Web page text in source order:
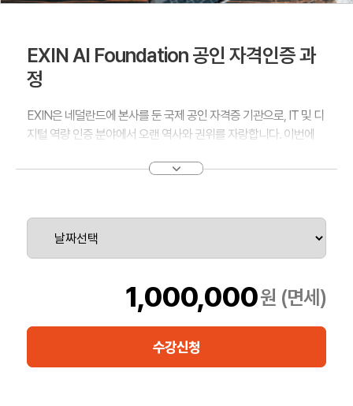
EXIN AI Foundation 공인 자격인증 과
정
EXIN은 네덜란드에 본사를 둔 국제 공인 자격증 기관으로, IT 및 디
지털 역량 인증 분야에서 오랜 역사와 권위를 자랑합니다. 이번에
AI 문해력 향상과 디지털 전환 가속화를 위한 최적의 교육입니다.
록 돕는 것을 목표로 합니다. 또한 ChatGPT, Copilot, RPA 등 최신
도구의 활용 능력을 높이고, AI 윤리 및 법적 기준, EU 규제, 프라이
능한 디지털 역량을 강화합니다. (해당 과정에는 약 $340의 자격증
바우처가 포함되어 있습니다.)1,000,000원 (면세)
수강신청